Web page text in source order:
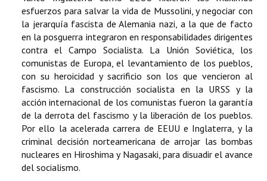
esfuerzos para salvar la vida de Mussolini, y negociar con
la jerarquía fascista de Alemania nazi, a la que de facto
en la posguerra integraron en responsabilidades dirigentes
contra el Campo Socialista. La Unión Soviética, los
comunistas de Europa, el levantamiento de los pueblos,
con su heroicidad y sacrificio son los que vencieron al
fascismo. La construcción socialista en la URSS y la
acción internacional de los comunistas fueron la garantía
de la derrota del fascismo y la liberación de los pueblos.
Por ello la acelerada carrera de EEUU e Inglaterra, y la
criminal decisión norteamericana de arrojar las bombas
nucleares en Hiroshima y Nagasaki, para disuadir el avance
del socialismo.